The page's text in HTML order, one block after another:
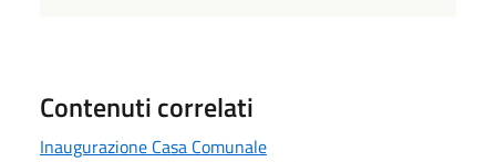
Contenuti correlati
Inaugurazione Casa Comunale